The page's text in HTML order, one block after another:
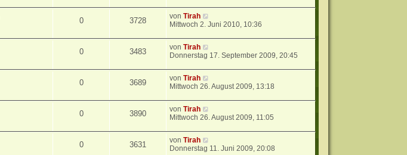
0 3728 vonTirah
Mittwoch 2. Juni 2010, 10:36
0 3483 vonTirah
Donnerstag 17. September 2009, 20:45
0 3689 vonTirah
Mittwoch 26. August 2009, 13:18
0 3890 vonTirah
Mittwoch 26. August 2009, 11:05
0 3631 vonTirah
Donnerstag 11. Juni 2009, 20:08